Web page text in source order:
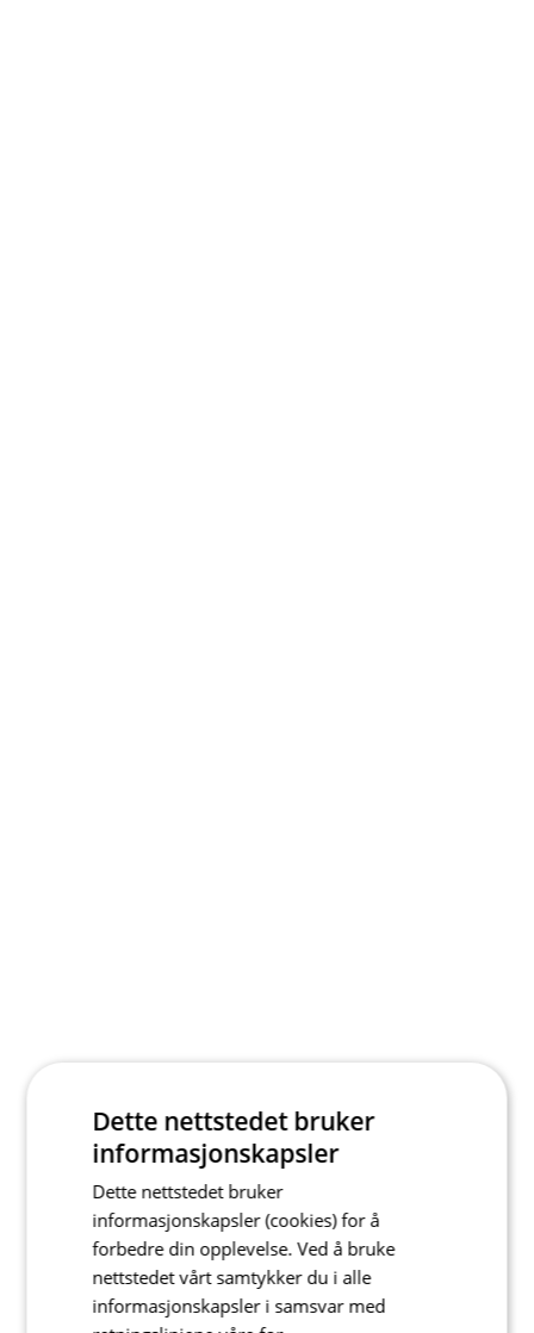
Dette nettstedet bruker
informasjonskapsler
Dette nettstedet bruker
informasjonskapsler (cookies) for å
forbedre din opplevelse. Ved å bruke
nettstedet vårt samtykker du i alle
informasjonskapsler i samsvar med